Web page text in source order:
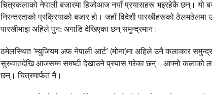
चित्रकलाको नेपाली बजारमा हिजोआज नयाँ प्रयासहरू भइरहेकै छन्। यो
निरन्तरताको प्रक्रियाको बजार हो। जहाँ विदेशी पारखीहरूको
पारखीमाझ अहिले पुन: अगाडि देखिएका छन् समुन्द्रमान।
ठमेलस्थित ‘म्युजियम अफ नेपाली आर्ट’ (मोना)मा अहिले उनै कलाकार
सुरुवातदेखि आजसम्म समष्टी देखाउने प्रयास गरेका छन्। आफ्नो कलाको
छन्। चित्रमार्फत नै।